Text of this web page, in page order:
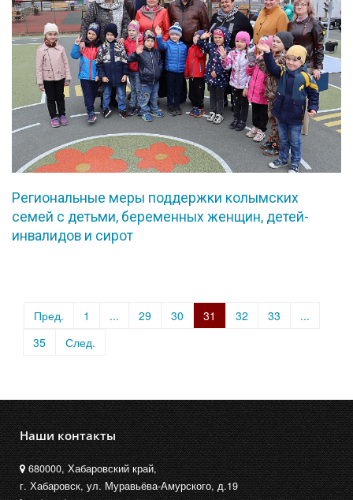
Региональные меры поддержки колымских
семей с детьми, беременных женщин, детей-
инвалидов и сирот
Пред. 1 ... 29 30 31 32 33
...
35
След.
Наши контакты
680000, Хабаровский край,
г. Хабаровск, ул. Муравьёва-Амурского, д.19